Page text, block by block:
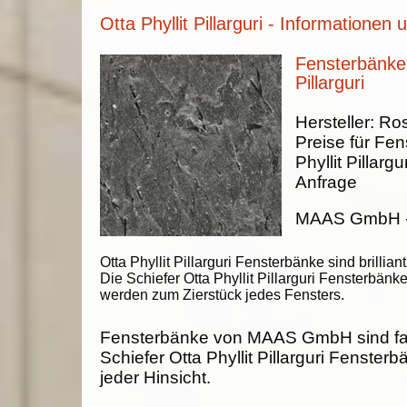
Otta Phyllit Pillarguri - Informationen
Pillarguri
Otta Phyllit Pillarguri Fensterbänke sind
Die Schiefer Otta Phyllit Pillarguri Fensterbänke
werden zum Zierstück jedes Fensters.
Hersteller:
Preise für
Phyllit
Anfrage
MAAS GmbH
Fensterbänke von MAAS GmbH sind
Schiefer Otta Phyllit Pillarguri
jeder Hinsicht.